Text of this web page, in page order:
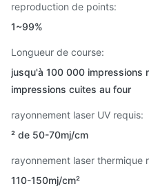
reproduction de points:
1~99%
Longueur de course:
jusqu'à 100 000 impressions
impressions cuites au four
rayonnement laser UV requis:
² de 50-70mj/cm
rayonnement laser thermique
110-150mj/cm²